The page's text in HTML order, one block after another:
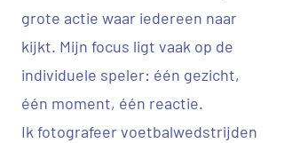
grote actie waar iedereen naar
kijkt. Mijn focus ligt vaak op de
individuele speler: één gezicht,
één moment, één reactie.
Ik fotografeer voetbalwedstrijden